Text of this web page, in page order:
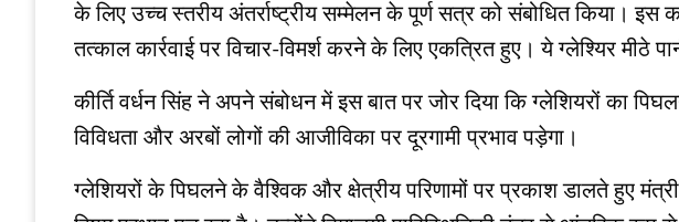
के लिए उच्च स्तरीय अंतर्राष्ट्रीय सम्मेलन के पूर्ण सत्र को संबोधित किया। इस
तत्काल कार्रवाई पर विचार-विमर्श करने के लिए एकत्रित हुए। ये ग्‍लेश्यिर
कीर्ति वर्धन सिंह ने अपने संबोधन में इस बात पर जोर दिया कि ग्लेशियरों का
विविधता और अरबों लोगों की आजीविका पर दूरगामी प्रभाव पड़ेगा।
ग्लेशियरों के पिघलने के वैश्विक और क्षेत्रीय परिणामों पर प्रकाश डालते हुए